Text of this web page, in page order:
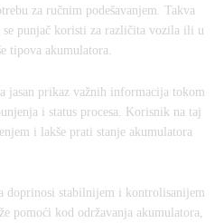
za ručnim podešavanjem. Takva
se punjač koristi za različita vozila ili u
tipova akumulatora.
jasan prikaz važnih informacija tokom
i status procesa. Korisnik na taj
i lakše prati stanje akumulatora
doprinosi stabilnijem i kontrolisanijem
pomoći kod održavanja akumulatora,